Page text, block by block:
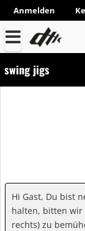
Anmelden
swing jigs
Hi Gast, Du bist
halten, bitten wir
rechts) zu